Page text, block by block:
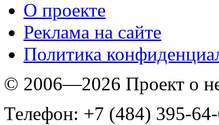
O проекте
Реклама на сайте
Политика
© 2006—2026 Проект о
Телефон: +7 (484) 395-